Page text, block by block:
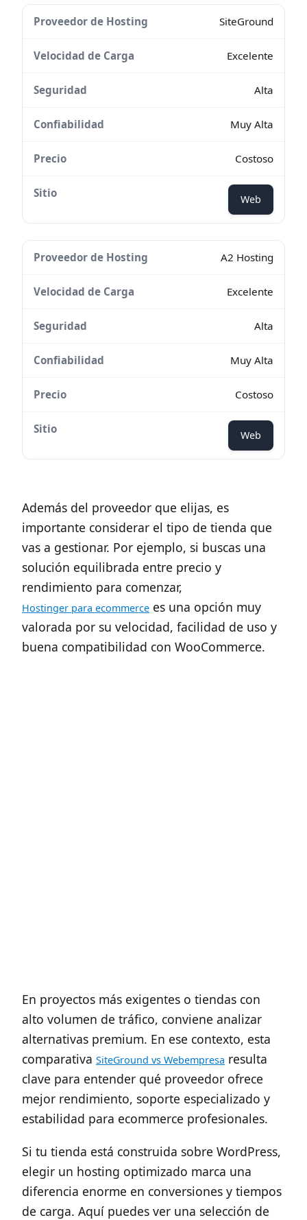
SiteGround
Excelente
Alta
Muy Alta
Costoso
Web
A2 Hosting
Excelente
Alta
Muy Alta
Costoso
Web
Además del proveedor que elijas, es
importante considerar el tipo de tienda que
vas a gestionar. Por ejemplo, si buscas una
solución equilibrada entre precio y
rendimiento para comenzar,
Hostinger para ecommerce es una opción muy
valorada por su velocidad, facilidad de uso y
buena compatibilidad con WooCommerce.
En proyectos más exigentes o tiendas con
alto volumen de tráfico, conviene analizar
alternativas premium. En ese contexto, esta
comparativa SiteGround vs Webempresa resulta
clave para entender qué proveedor ofrece
mejor rendimiento, soporte especializado y
estabilidad para ecommerce profesionales.
Si tu tienda está construida sobre WordPress,
elegir un hosting optimizado marca una
diferencia enorme en conversiones y tiempos
de carga. Aquí puedes ver una selección de